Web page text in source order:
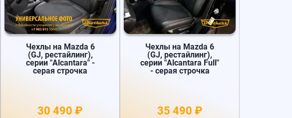
Чехлы на Mazda 6
(GJ, рестайлинг),
серии "Alcantara" -
серая строчка
30 490 ₽
Чехлы на Mazda 6
(GJ, рестайлинг),
серии "Alcantara Full"
- серая строчка
35 490 ₽